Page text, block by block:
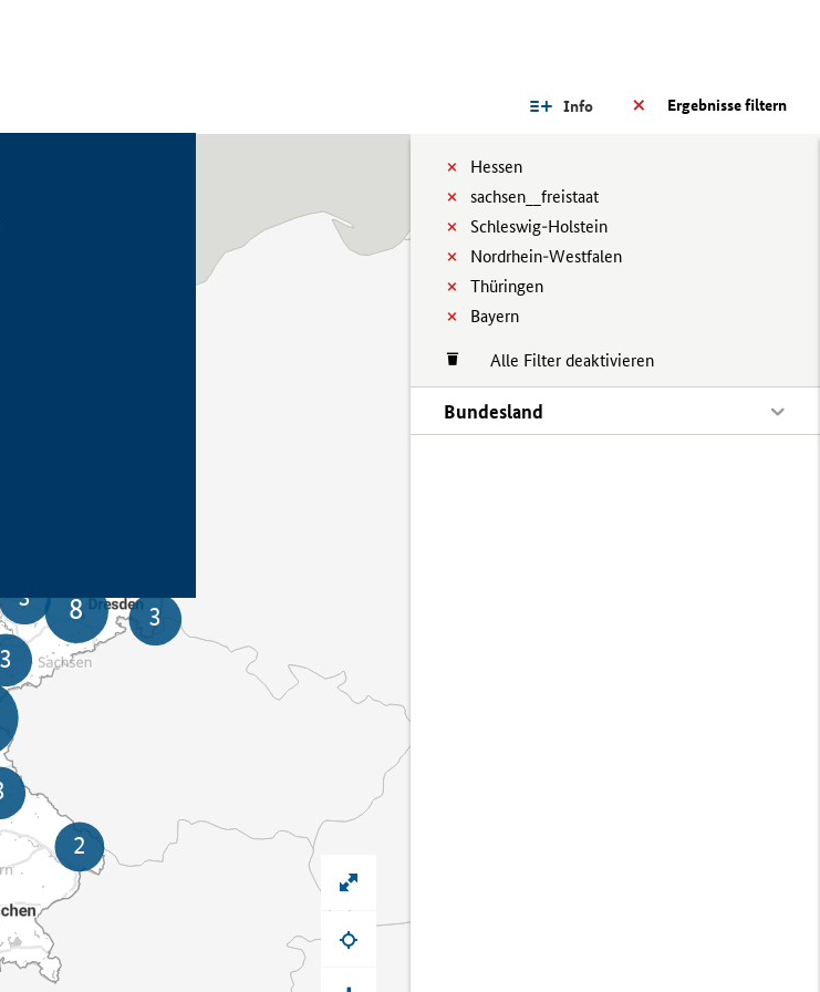
Ergebnisse filtern
Info
Hessen
sachsen__freistaat
Schleswig-Holstein
Nordrhein-Westfalen
Thüringen
Bayern
Alle Filter deaktivieren
Bundesland